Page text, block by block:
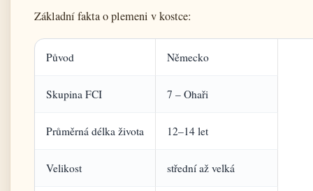
Základní fakta o plemeni v kostce:
Původ Německo
Skupina FCI 7 – Ohaři
Průměrná délka života 12–14 let
Velikost střední až velká